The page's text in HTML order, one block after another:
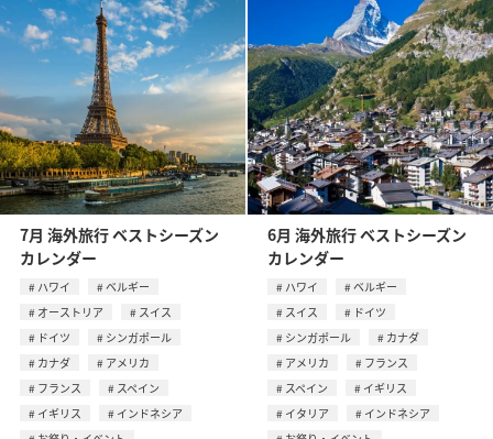
7月 海外旅行 ベストシーズン
カレンダー
ハワイ
ベルギー
オーストリア
スイス
ドイツ
シンガポール
カナダ
アメリカ
フランス
スペイン
イギリス
インドネシア
6月 海外旅行 ベストシーズン
カレンダー
ハワイ
ベルギー
スイス
ドイツ
シンガポール
カナダ
アメリカ
フランス
スペイン
イギリス
イタリア
インドネシア